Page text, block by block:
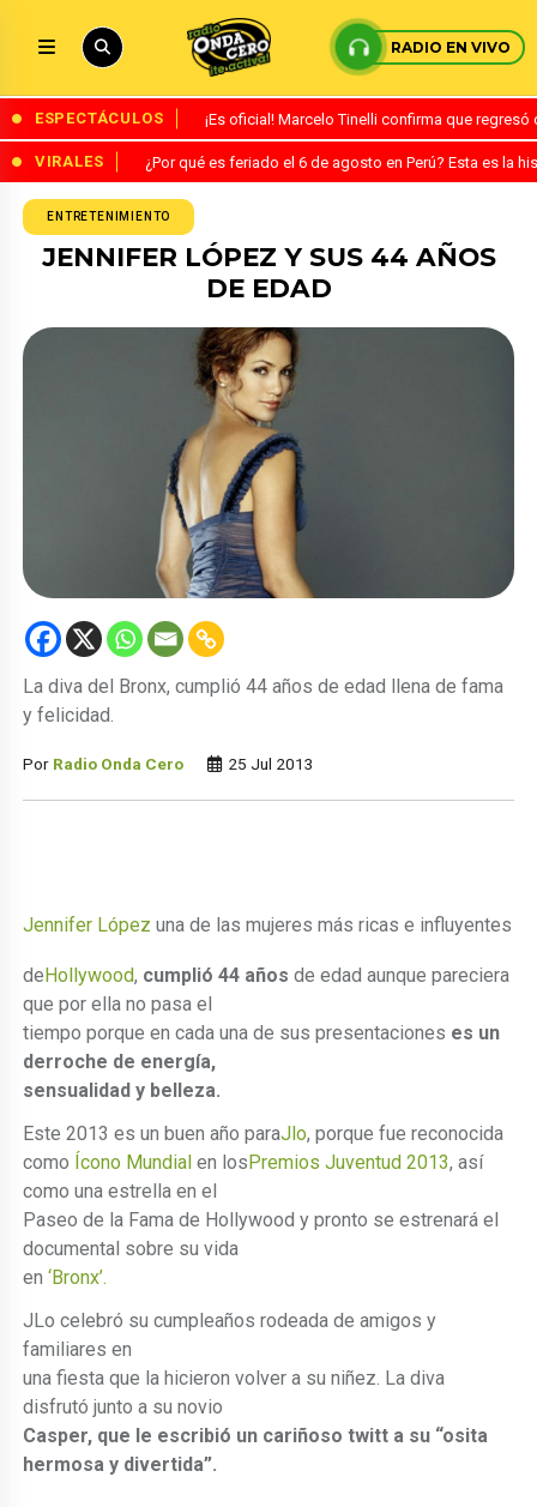
RADIO EN VIVO
ESPECTÁCULOS ¡Es oficial! Marcelo Tinelli confirma que
VIRALES ¿Por qué es feriado el 6 de agosto en Perú? Esta es la
ENTRETENIMIENTO
JENNIFER LÓPEZ Y SUS 44 AÑOS
DE EDAD
La diva del Bronx, cumplió 44 años de edad llena de fama
y felicidad.
Por Radio Onda Cero 25 Jul 2013
Jennifer López una de las mujeres más ricas e influyentes
deHollywood, cumplió 44 años de edad aunque pareciera
que por ella no pasa el
tiempo porque en cada una de sus presentaciones es un
derroche de energía,
sensualidad y belleza.
Este 2013 es un buen año paraJlo, porque fue reconocida
como Ícono Mundial en losPremios Juventud 2013, así
como una estrella en el
Paseo de la Fama de Hollywood y pronto se estrenará el
documental sobre su vida
en‘Bronx’.
JLo celebró su cumpleaños rodeada de amigos y
familiares en
una fiesta que la hicieron volver a su niñez. La diva
disfrutó junto a su novio
Casper, que le escribió un cariñoso twitt a su “osita
hermosa y divertida”.